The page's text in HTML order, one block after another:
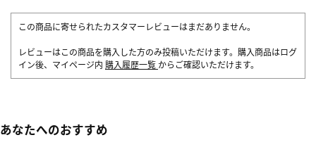
この商品に寄せられたカスタマーレビューはまだありません。
レビューはこの商品を購入した方のみ投稿いただけます。購入商品はログ
イン後、マイページ内 購入履歴一覧 からご確認いただけます。
あなたへのおすすめ